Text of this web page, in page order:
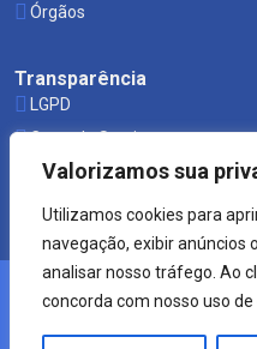
Valorizamos sua
Utilizamos cookies para
navegação, exibir anúncios
analisar nosso tráfego. Ao
concorda com nosso uso de
Órgãos
Transparência
LGPD
Carta de Serviços
Leis Municipais